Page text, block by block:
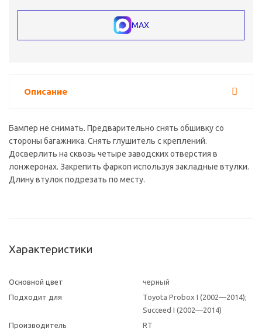
MAX
Описание
Бампер не снимать. Предварительно снять обшивку со
стороны багажника. Снять глушитель с креплений.
Досверлить на сквозь четыре заводских отверстия в
лонжеронах. Закрепить фаркоп используя закладные втулки.
Длину втулок подрезать по месту.
Характеристики
Основной цвет
черный
Подходит для
Toyota Probox I (2002—2014);
Succeed I (2002—2014)
Производитель
RT